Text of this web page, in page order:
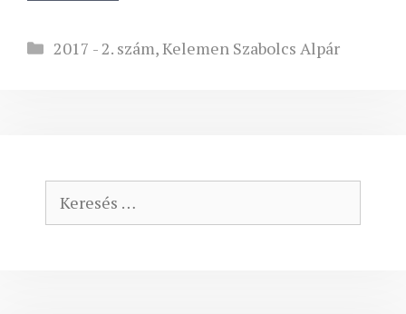
Kategória
2017 - 2. szám,Kelemen Szabolcs Alpár
Keresés: